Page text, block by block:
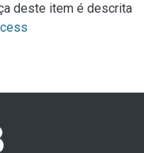
deste item é descrita